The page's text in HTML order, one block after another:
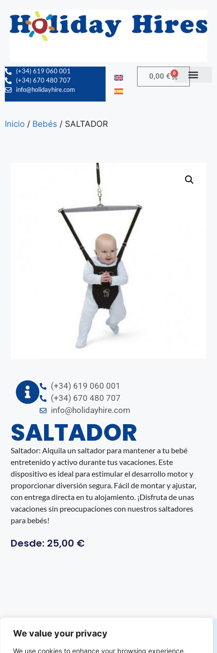
We value your privacy
We use cookies to enhance your browsing experience,
(+34) 619 060 001
(+34) 670 480 707
info@holidayhire.com
0,00€ 0
Inicio / Bebés / SALTADOR
(+34) 619 060 001
(+34) 670 480 707
info@holidayhire.com
SALTADOR
Saltador: Alquila un saltador para mantener a tu bebé
entretenido y activo durante tus vacaciones. Este
dispositivo es ideal para estimular el desarrollo motor y
proporcionar diversión segura. Fácil de montar y ajustar,
con entrega directa en tu alojamiento. ¡Disfruta de unas
vacaciones sin preocupaciones con nuestros saltadores
para bebés!
Desde: 25,00 €